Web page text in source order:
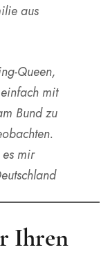
aus
Queen,
mit
Bund zu
mir
Ihren